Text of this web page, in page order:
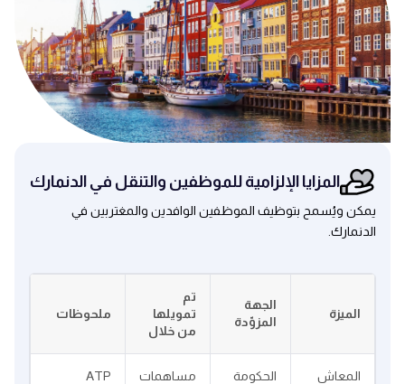
المزايا الإلزامية للموظفين والتنقل في الدنمارك
يمكن ويُسمح بتوظيف الموظفين الوافدين والمغتربين في
الدنمارك.
الميزة
الجهة
المزوّدة
تم
تمويلها
من خلال
ملحوظات
المعاش
الحكومة
مساهمات
ATP